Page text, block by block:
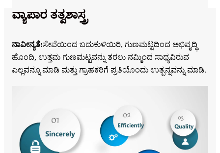
ವ್ಯಾಪಾರ ತತ್ವಶಾಸ್ತ್ರ
ನಾವೀನ್ಯತೆ:ಸೇವೆಯಿಂದ ಬದುಕುಳಿಯಿರಿ, ಗುಣಮಟ್ಟದಿಂದ ಅಭಿವೃದ್ಧಿ
ಹೊಂದಿ, ಉತ್ತಮ ಗುಣಮಟ್ಟವನ್ನು ತರಲು ನಮ್ಮಿಂದ ಸಾಧ್ಯವಿರುವ
ಎಲ್ಲವನ್ನೂ ಮಾಡಿ ಮತ್ತು ಗ್ರಾಹಕರಿಗೆ ಪ್ರತಿಯೊಂದು ಉತ್ಪನ್ನವನ್ನು ಮಾಡಿ.